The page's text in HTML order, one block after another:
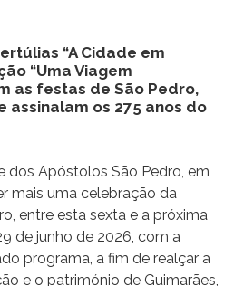
“A Cidade em
“Uma Viagem
as festas de São Pedro,
assinalam os 275 anos do
dos Apóstolos São Pedro, em
mais uma celebração da
entre esta sexta e a próxima
de junho de 2026, com a
programa, a fim de realçar a
e o património de Guimarães,